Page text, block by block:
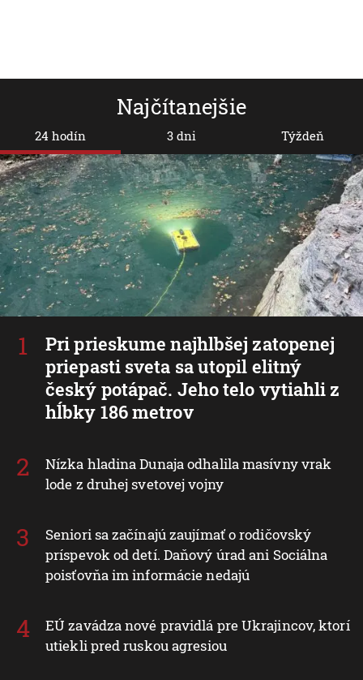
Najčítanejšie
24 hodín
Pri prieskume najhlbšej zatopenej
priepasti sveta sa utopil elitný
český potápač. Jeho telo vytiahli z
hĺbky 186 metrov
Nízka hladina Dunaja odhalila masívny vrak
lode z druhej svetovej vojny
Seniori sa začínajú zaujímať o rodičovský
príspevok od detí. Daňový úrad ani Sociálna
poisťovňa im informácie nedajú
EÚ zavádza nové pravidlá pre Ukrajincov, ktorí
utiekli pred ruskou agresiou
3 dni Týždeň